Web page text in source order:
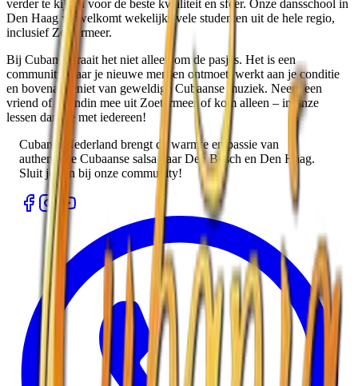
verder te kijken voor de beste kwaliteit en sfeer. Onze dansschool in
Den Haagverwelkomt wekelijks vele studenten uit de hele regio,
inclusief Zoetermeer.
Bij Cubania draait het niet alleen om de pasjes. Het is een
community waar je nieuwe mensen ontmoet, werkt aan je conditie
en bovenal geniet van geweldige Cubaanse muziek. Neem een
vriend of vriendin mee uit Zoetermeerof kom alleen – in onze
lessen dans je met iedereen!
Cubania Nederland brengt de warmte en passie van
authentieke Cubaanse salsa naar Den Bosch en Den Haag.
Sluit je aan bij onze community!